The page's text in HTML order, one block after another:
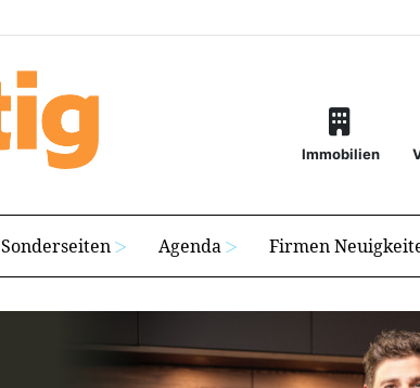
Immobilien
Sonderseiten Agenda Firmen